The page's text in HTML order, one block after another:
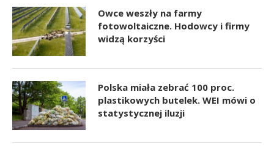
Owce weszły na farmy
fotowoltaiczne. Hodowcy i firmy
widzą korzyści
Polska miała zebrać 100 proc.
plastikowych butelek. WEI mówi o
statystycznej iluzji